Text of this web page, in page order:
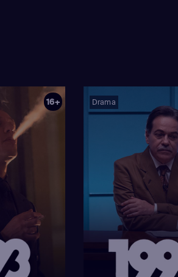
16+ Drama